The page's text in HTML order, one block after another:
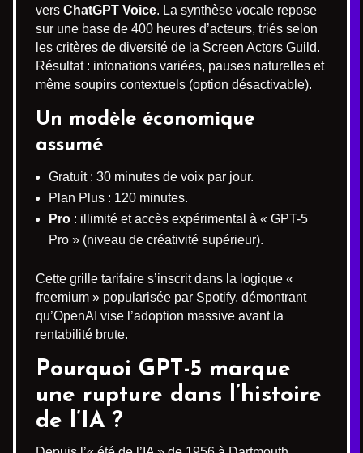
vers ChatGPT Voice. La synthèse vocale repose
sur une base de 400 heures d’acteurs, triés selon
les critères de diversité de la Screen Actors Guild.
Résultat : intonations variées, pauses naturelles et
même soupirs contextuels (option désactivable).
Un modèle économique
assumé
Gratuit : 30 minutes de voix par jour.
Plan Plus : 120 minutes.
Pro : illimité et accès expérimental à « GPT-5
Pro » (niveau de créativité supérieur).
Cette grille tarifaire s’inscrit dans la logique «
freemium » popularisée par Spotify, démontrant
qu’OpenAI vise l’adoption massive avant la
rentabilité brute.
Pourquoi GPT-5 marque
une rupture dans l’histoire
de l’IA ?